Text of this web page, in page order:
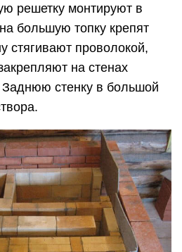
решетку монтируют в
большую топку крепят
стягивают проволокой,
на стенах
стенку в большой